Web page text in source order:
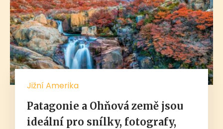
Jižní Amerika
Patagonie a Ohňová země jsou
ideální pro snílky, fotografy,